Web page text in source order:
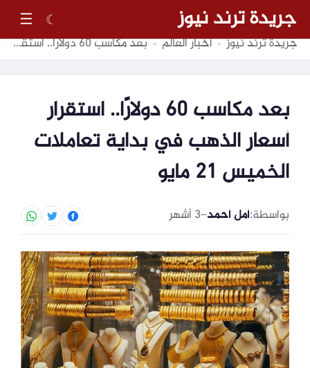
جريدة ترند نيوز ☾
☰
جريدة ترند نيوز » أخبار العالم » بعد مكاسب 60 دولارًا.. استقرار أسعار الذهب في بداية تعاملات الخميس 21 مايو
بعد مكاسب 60 دولارًا.. استقرار
أسعار الذهب في بداية تعاملات
الخميس 21 مايو
بواسطة:أمل أحمد–3 أشهر